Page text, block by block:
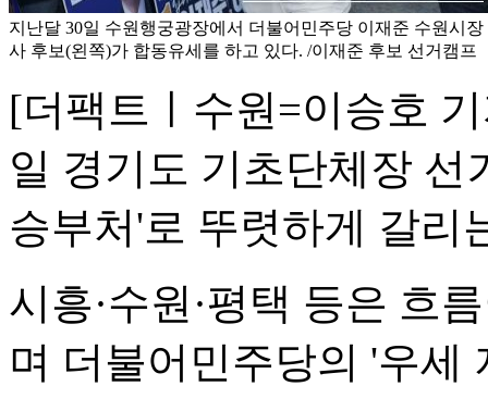
지난달 30일 수원행궁광장에서 더불어민주당 이재준 수원시
사 후보(왼쪽)가 합동유세를 하고 있다. /이재준 후보 선거캠프
[더팩트ㅣ수원=이승호
일 경기도 기초단체장 선
승부처'로 뚜렷하게 갈리
시흥·수원·평택 등은 흐
며 더불어민주당의 '우세